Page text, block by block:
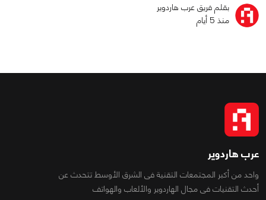
بقلم فريق عرب هاردوير
منذ 5 أيام
عرب هاردوير
واحد من أكبر المجتمعات التقنية فى الشرق الأوسط تتحدث عن
أحدث التقنيات فى مجال الهاردوير والألعاب والهواتف